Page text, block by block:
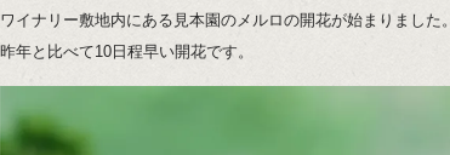
ワイナリー敷地内にある見本園のメルロの開花が始まりました。
昨年と比べて10日程早い開花です。